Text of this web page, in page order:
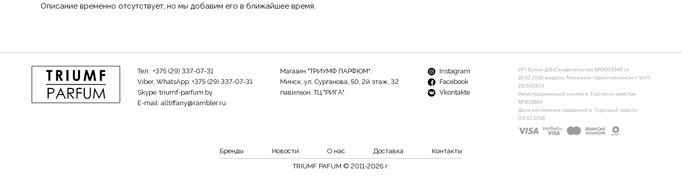
Описание временно отсутствует, но мы добавим его в ближайшее время.
Тел.: +375 (29) 337-07-31
Viber, WhatsApp: +375 (29) 337-07-31
Skype: triumf-parfum.by
E-mail: alltiffany@rambler.ru
Магазин "ТРИУМФ ПАРФЮМ":
Минск, ул. Сурганова, 50, 2й этаж, 32
павильон, ТЦ "РИГА"
Instagram
Facebook
Vkontakte
ИП Булак Д.В.(Свидетельство №0603348 от
18.02.2016 выдано Минским горисполкомом ). УНП
192591303
Регистрационный номер в Торговом реестре
№303864
Дата включения сведений в Торговый реестр
03.02.2016
Бренды Новости О нас Доставка
Контакты
TRIUMF PAFUM © 2011-2026 г.